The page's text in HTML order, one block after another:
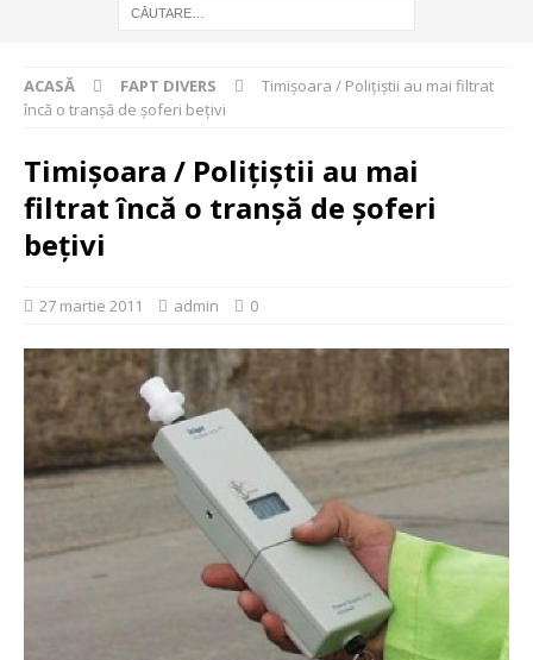
ACASĂ FAPT DIVERS
Timişoara / Poliţiştii au mai filtrat
încă o tranşă de şoferi beţivi
Timişoara / Poliţiştii au mai
filtrat încă o tranşă de şoferi
beţivi
27 martie 2011 admin 0